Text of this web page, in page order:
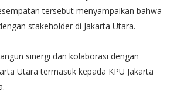
tersebut menyampaikan bahwa
stakeholder di Jakarta Utara.
sinergi dan kolaborasi dengan
Utara termasuk kepada KPU Jakarta